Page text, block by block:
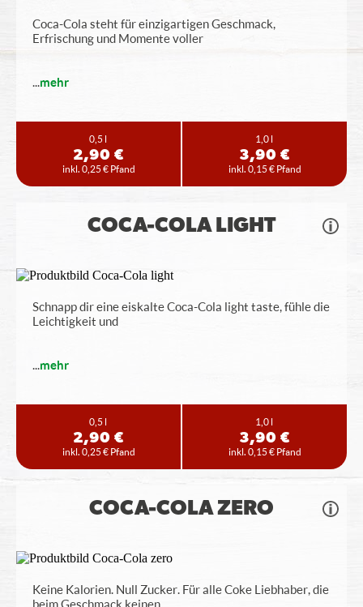
Coca-Cola steht für einzigartigen Geschmack,
Erfrischung und Momente voller
...mehr
0,5 l
2,90 €
inkl. 0,25 € Pfand
1,0 l
3,90 €
inkl. 0,15 € Pfand
COCA-COLA LIGHT
Schnapp dir eine eiskalte Coca-Cola light taste, fühle die
Leichtigkeit und
...mehr
0,5 l
2,90 €
inkl. 0,25 € Pfand
1,0 l
3,90 €
inkl. 0,15 € Pfand
COCA-COLA ZERO
Keine Kalorien. Null Zucker. Für alle Coke Liebhaber, die
beim Geschmack keinen